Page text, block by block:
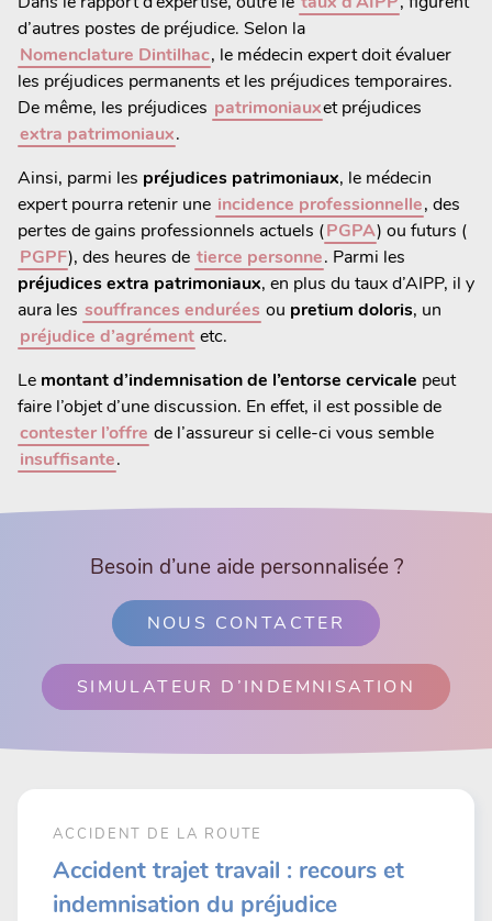
d’autres postes de préjudice. Selon la
Nomenclature Dintilhac, le médecin expert doit évaluer
les préjudices permanents et les préjudices temporaires.
De même, les préjudices patrimoniauxet préjudices
extra patrimoniaux.
Ainsi, parmi les préjudices patrimoniaux, le médecin
expert pourra retenir une incidence professionnelle, des
pertes de gains professionnels actuels (PGPA) ou futurs (
PGPF), des heures de tierce personne. Parmi les
préjudices extra patrimoniaux, en plus du taux d’AIPP, il y
aura les souffrances endurées ou pretium doloris, un
préjudice d’agrément etc.
Le montant d’indemnisation de l’entorse cervicale peut
faire l’objet d’une discussion. En effet, il est possible de
contester l’offre de l’assureur si celle-ci vous semble
insuffisante.
Besoin d’une aide personnalisée ?
NOUS CONTACTER
SIMULATEUR D’INDEMNISATION
ACCIDENT DE LA ROUTE
Accident trajet travail : recours et
indemnisation du préjudice